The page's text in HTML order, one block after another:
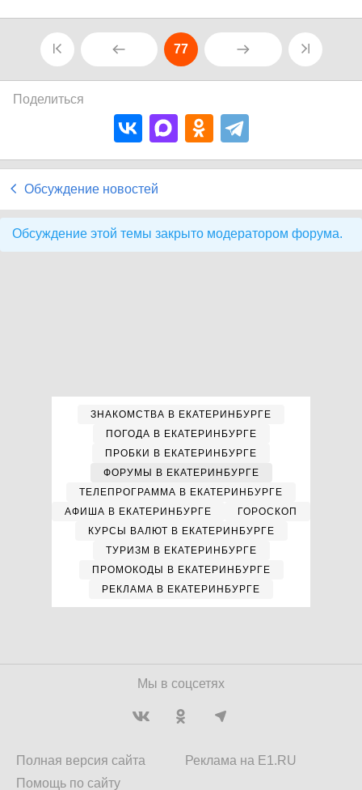
77
Поделиться
Обсуждение новостей
Обсуждение этой темы закрыто модератором форума.
ЗНАКОМСТВА В ЕКАТЕРИНБУРГЕ
ПОГОДА В ЕКАТЕРИНБУРГЕ
ПРОБКИ В ЕКАТЕРИНБУРГЕ
ФОРУМЫ В ЕКАТЕРИНБУРГЕ
ТЕЛЕПРОГРАММА В ЕКАТЕРИНБУРГЕ
АФИША В ЕКАТЕРИНБУРГЕ
ГОРОСКОП
КУРСЫ ВАЛЮТ В ЕКАТЕРИНБУРГЕ
ТУРИЗМ В ЕКАТЕРИНБУРГЕ
ПРОМОКОДЫ В ЕКАТЕРИНБУРГЕ
РЕКЛАМА В ЕКАТЕРИНБУРГЕ
Мы в соцсетях
Полная версия сайта
Помощь по сайту
Реклама на E1.RU